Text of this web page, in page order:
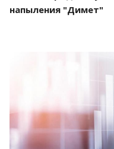
напыления "Димет"